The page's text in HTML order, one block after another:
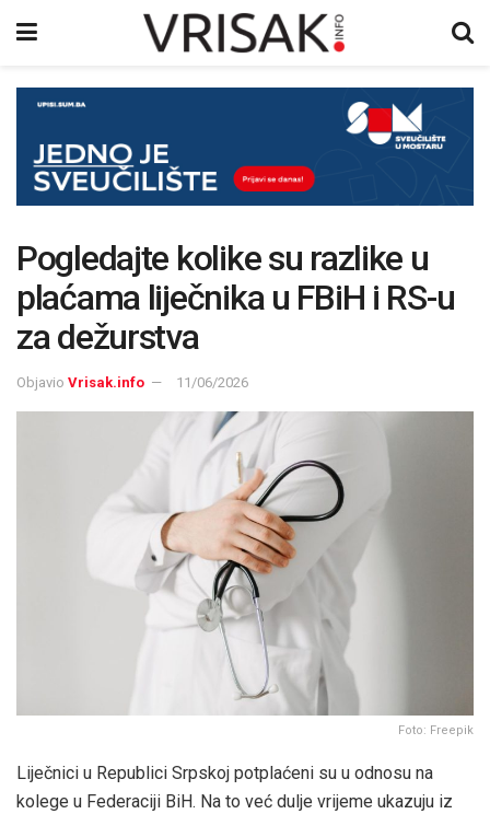
Pogledajte kolike su razlike u
plaćama liječnika u FBiH i RS-u
za dežurstva
Objavio Vrisak.info 11/06/2026
Foto: Freepik
Liječnici u Republici Srpskoj potplaćeni su u odnosu na
kolege u Federaciji BiH. Na to već dulje vrijeme ukazuju iz